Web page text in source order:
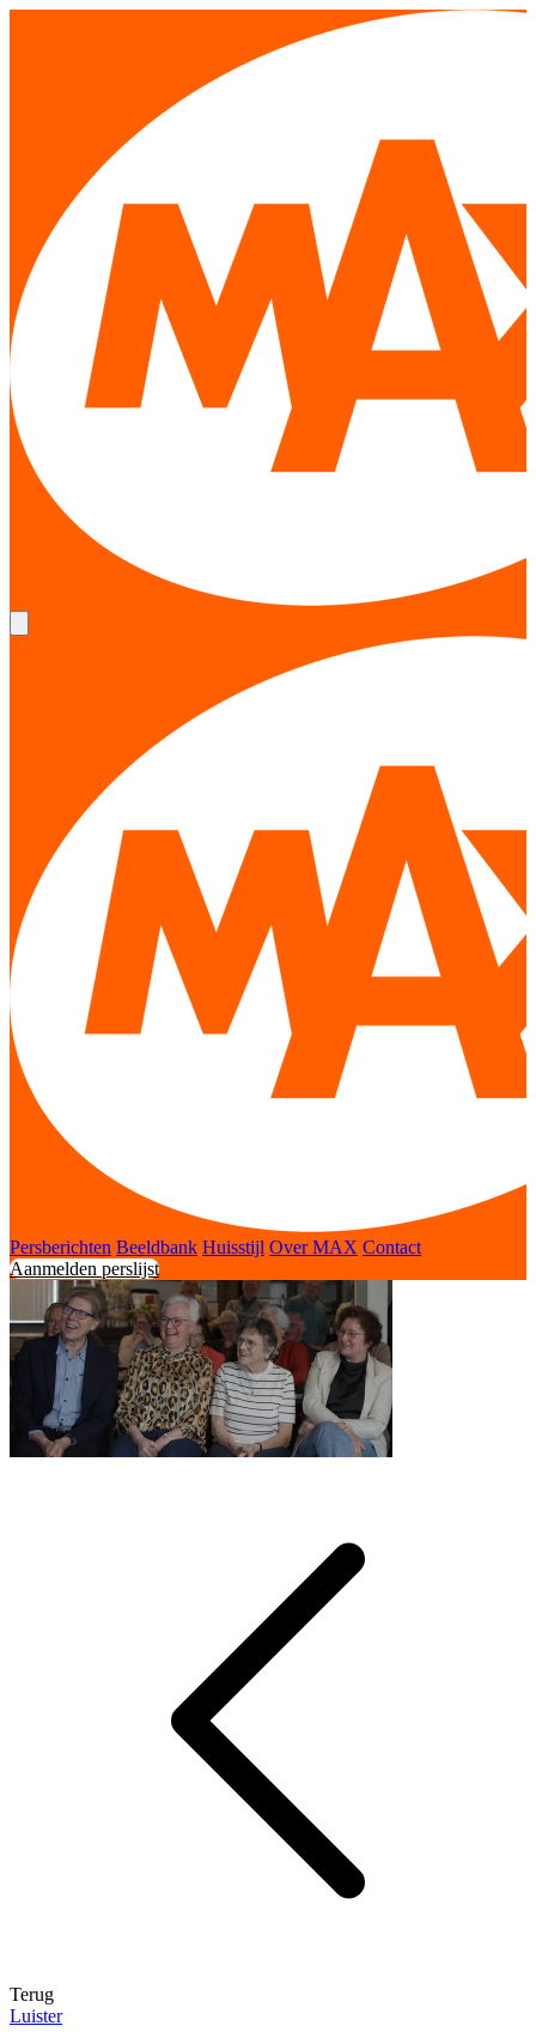
Persberichten Beeldbank Huisstijl Over MAX Contact
Aanmelden perslijst
Terug
Luister